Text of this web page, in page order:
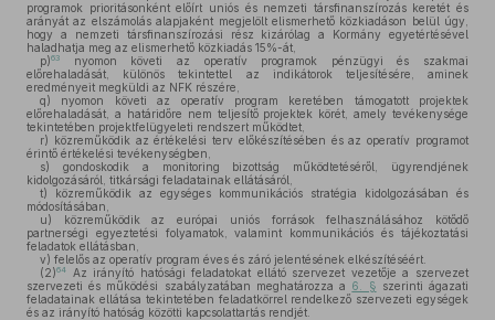
programok prioritásonként előírt uniós és nemzeti társfinanszírozás keretét és
arányát az elszámolás alapjaként megjelölt elismerhető közkiadáson belül úgy,
hogy a nemzeti társfinanszírozási rész kizárólag a Kormány egyetértésével
haladhatja meg az elismerhető közkiadás 15%-át,
p)63
nyomon követi az operatív programok pénzügyi és szakmai
előrehaladását, különös tekintettel az indikátorok teljesítésére, aminek
eredményeit megküldi az NFK részére,
q) nyomon követi az operatív program keretében támogatott projektek
előrehaladását, a határidőre nem teljesítő projektek körét, amely tevékenysége
tekintetében projektfelügyeleti rendszert működtet,
r) közreműködik az értékelési terv előkészítésében és az operatív programot
érintő értékelési tevékenységben,
s) gondoskodik a monitoring bizottság működtetéséről, ügyrendjének
kidolgozásáról, titkársági feladatainak ellátásáról,
t) közreműködik az egységes kommunikációs stratégia kidolgozásában és
módosításában,
u) közreműködik az európai uniós források felhasználásához kötődő
partnerségi egyeztetési folyamatok, valamint kommunikációs és tájékoztatási
feladatok ellátásban,
v) felelős az operatív program éves és záró jelentésének elkészítéséért.
(2)64
Az irányító hatósági feladatokat ellátó szervezet vezetője a szervezet
szervezeti és működési szabályzatában meghatározza a 6. § szerinti ágazati
feladatainak ellátása tekintetében feladatkörrel rendelkező szervezeti egységek
és az irányító hatóság közötti kapcsolattartás rendjét.